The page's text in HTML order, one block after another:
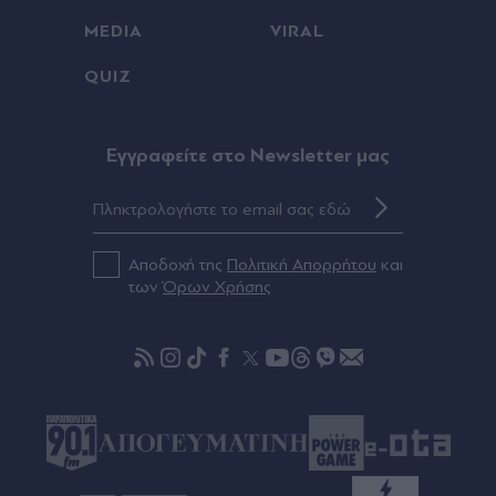
Σοφία Βεργκάρα: "Απογείωσε" τη Μύκονο - Η
Τράπεζες: Στα 15 δισ. ευρώ ο στόχος για νέα
κερδοφορίας των πιστωτικών ιδρυμάτων το α΄
εξάμηνο του 2026
Τροχαίο στην Αθηνών-Σουνίου: Στο 401 οι δύο
αυτοκίνητο τουριστών, αρνητικό το αλκοτέστ
στον Γερμανό οδηγό (Βίντεο)
MEDIA VIRAL
QUIZ
Eγγραφείτε στο Newsletter μας
Αποδοχή της Πολιτική Απορρήτου και
τωνΌρων Χρήσης